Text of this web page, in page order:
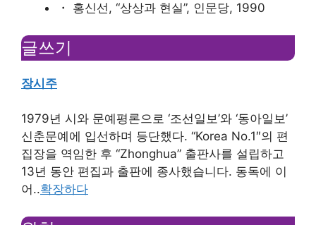
・ 홍신선, “상상과 현실”, 인문당, 1990
글쓰기
장시주
1979년 시와 문예평론으로 ‘조선일보’와 ‘동아일보’
신춘문예에 입선하며 등단했다. “Korea No.1″의 편
집장을 역임한 후 “Zhonghua” 출판사를 설립하고
13년 동안 편집과 출판에 종사했습니다. 동독에 이
어..확장하다